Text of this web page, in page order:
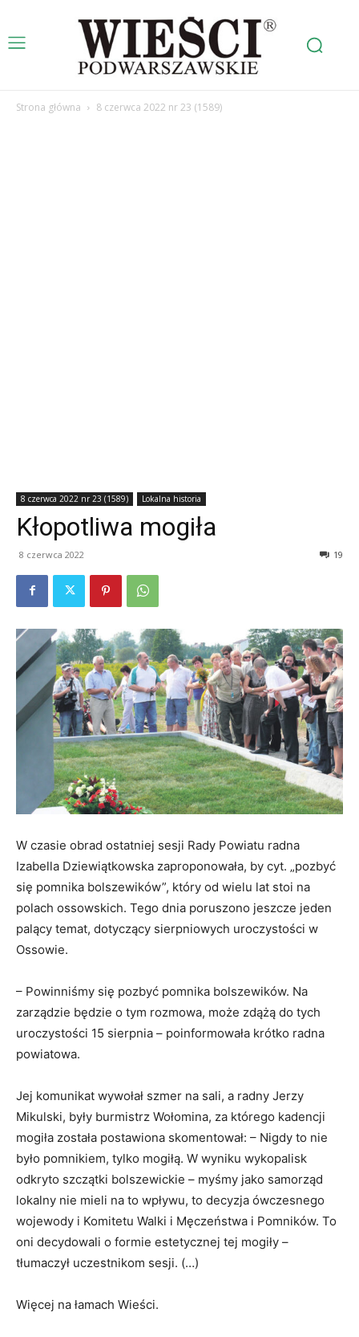
Strona główna 8 czerwca 2022 nr 23 (1589)
8 czerwca 2022 nr 23 (1589) Lokalna historia
Kłopotliwa mogiła
8 czerwca 2022 19
W czasie obrad ostatniej sesji Rady Powiatu radna
Izabella Dziewiątkowska zaproponowała, by cyt. „pozbyć
się pomnika bolszewików”, który od wielu lat stoi na
polach ossowskich. Tego dnia poruszono jeszcze jeden
palący temat, dotyczący sierpniowych uroczystości w
Ossowie.
– Powinniśmy się pozbyć pomnika bolszewików. Na
zarządzie będzie o tym rozmowa, może zdążą do tych
uroczystości 15 sierpnia – poinformowała krótko radna
powiatowa.
Jej komunikat wywołał szmer na sali, a radny Jerzy
Mikulski, były burmistrz Wołomina, za którego kadencji
mogiła została postawiona skomentował: – Nigdy to nie
było pomnikiem, tylko mogiłą. W wyniku wykopalisk
odkryto szczątki bolszewickie – myśmy jako samorząd
lokalny nie mieli na to wpływu, to decyzja ówczesnego
wojewody i Komitetu Walki i Męczeństwa i Pomników. To
oni decydowali o formie estetycznej tej mogiły –
tłumaczył uczestnikom sesji. (…)
Więcej na łamach Wieści.